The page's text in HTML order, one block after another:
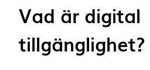
Vad är digital
tillgänglighet?